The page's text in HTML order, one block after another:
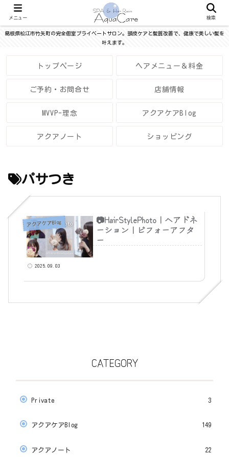
島根県松江市竹矢町の完全個室プライベートサロン。頭皮ケアと髪質改善で、健康で美しい髪を
叶えます。
トップページ ヘアメニュー＆料金
ご予約・お問合せ 店舗情報
MVVP-理念 アクアケアBlog
アクアノート ショッピング
パサつき
アクアケアBlog
📷HairStylePhoto｜ヘアドネ
ーション｜ビフォーアフタ
ー
2025.09.03
CATEGORY
Private 3
アクアケアBlog 149
アクアノート 22
メニュー 検索